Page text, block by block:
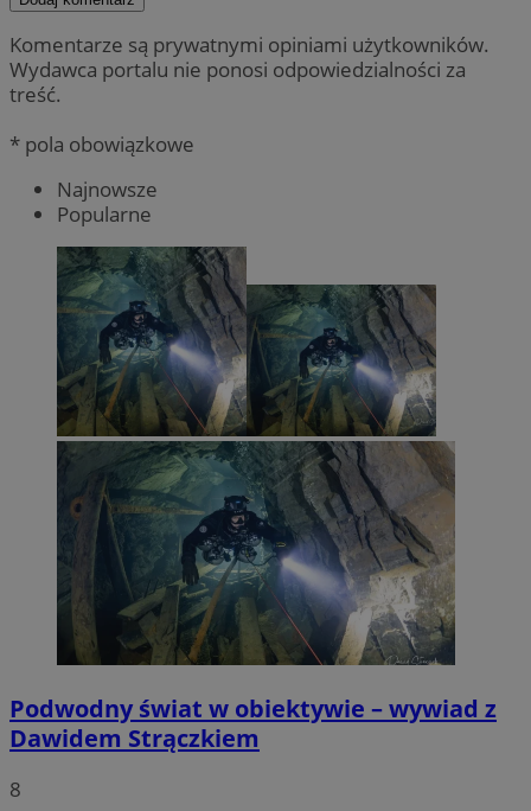
Komentarze są prywatnymi opiniami użytkowników.
Wydawca portalu nie ponosi odpowiedzialności za
treść.
* pola obowiązkowe
Najnowsze
Popularne
Podwodny świat w obiektywie – wywiad z
Dawidem Strączkiem
8